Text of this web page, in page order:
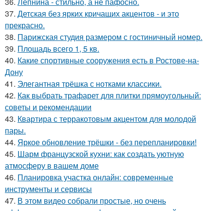
37. Детская без ярких кричащих акцентов - и это
прекрасно.
38. Парижская студия размером с гостиничный номер.
39. Площадь всего 1, 5 кв.
40. Какие спортивные сооружения есть в Ростове-на-
Дону
41. Элегантная трёшка с нотками классики.
42. Как выбрать трафарет для плитки прямоугольный:
советы и рекомендации
43. Квартира с терракотовым акцентом для молодой
пары.
44. Яркое обновление трёшки - без перепланировки!
45. Шарм французской кухни: как создать уютную
атмосферу в вашем доме
46. Планировка участка онлайн: современные
инструменты и сервисы
47. В этом видео собрали простые, но очень